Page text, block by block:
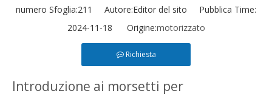
numero Sfoglia:211
Autore:Editor del sito Pubblica Time:
2024-11-18 Origine:motorizzato
Richiesta
Introduzione ai morsetti per